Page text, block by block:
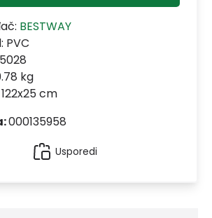
BESTWAY
PVC
kg
cm
000135958
Usporedi